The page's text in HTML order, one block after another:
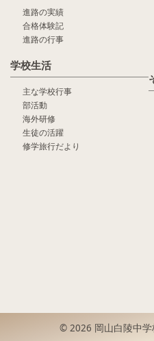
進路の実績
合格体験記
進路の行事
学校生活
主な学校行事
部活動
海外研修
生徒の活躍
修学旅行だより
© 2026 岡山白陵中